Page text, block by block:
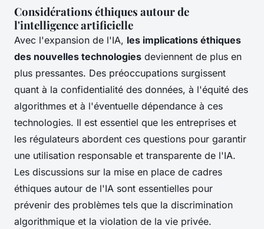
Considérations éthiques autour de
l'intelligence artificielle
Avec l'expansion de l'IA, les implications éthiques
des nouvelles technologies deviennent de plus en
plus pressantes. Des préoccupations surgissent
quant à la confidentialité des données, à l'équité des
algorithmes et à l'éventuelle dépendance à ces
technologies. Il est essentiel que les entreprises et
les régulateurs abordent ces questions pour garantir
une utilisation responsable et transparente de l'IA.
Les discussions sur la mise en place de cadres
éthiques autour de l'IA sont essentielles pour
prévenir des problèmes tels que la discrimination
algorithmique et la violation de la vie privée.